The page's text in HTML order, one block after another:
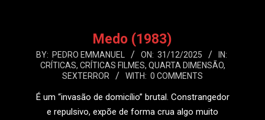
Medo (1983)
2025-
12-
BY: PEDRO EMMANUEL ON: 31/12/2025
IN:
CRÍTICAS, CRÍTICAS FILMES, QUARTA DIMENSÃO,
SEXTERROR
WITH: 0 COMMENTS
É um “invasão de domicílio” brutal. Constrangedor
e repulsivo, expõe de forma crua algo muito